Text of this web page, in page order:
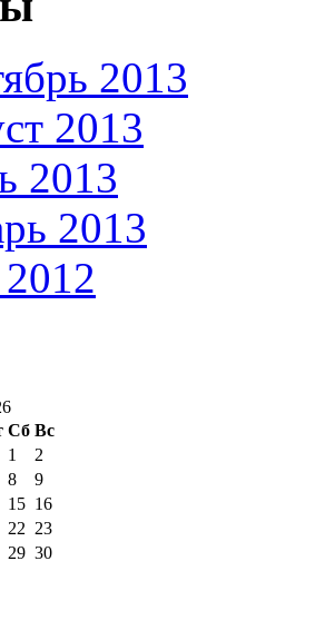
2013
2013
2013
2013
Сб Вс
1
2
8
9
15 16
22 23
29 30